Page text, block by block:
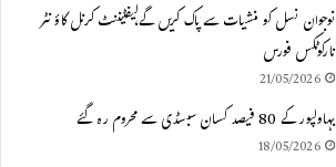
نوجوان نسل کو منشیات سے پاک کریں گے،لیفٹیننٹ کرنل کاؤنٹر
نارکوٹکس فورس
21/05/2026
بہاولپور کے 80 فیصد کسان سبسڈی سے محروم رہ گئے
18/05/2026